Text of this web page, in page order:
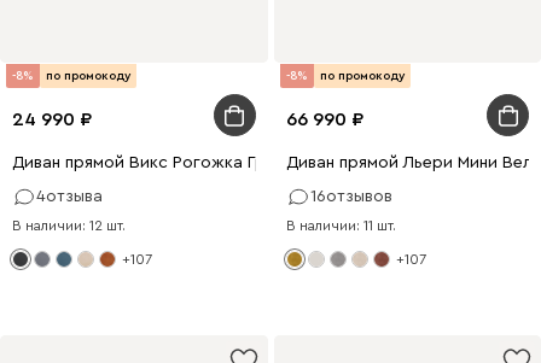
-8% по промокоду
24 990
Диван прямой Викс Рогожка Графитовый
4отзыва
В наличии: 12 шт.
+107
-8% по промокоду
66 990
Диван прямой Льери Мини
16отзывов
В наличии: 11 шт.
+107